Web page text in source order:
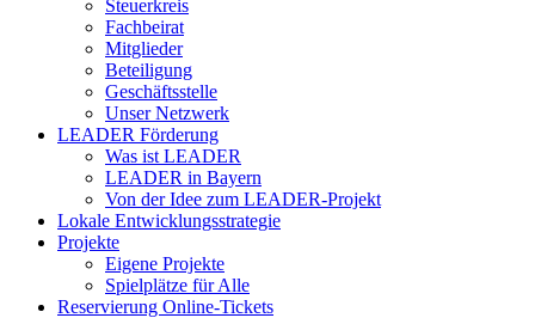
Steuerkreis
Fachbeirat
Mitglieder
Beteiligung
Geschäftsstelle
Unser Netzwerk
LEADER Förderung
Was ist LEADER
LEADER in Bayern
Von der Idee zum LEADER-Projekt
Lokale Entwicklungsstrategie
Projekte
Eigene Projekte
Spielplätze für Alle
Reservierung Online-Tickets